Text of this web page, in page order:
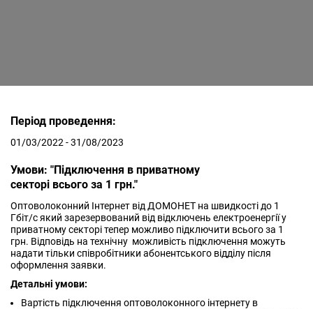
Період проведення:
01/03/2022 - 31/08/2023
Умови: "Підключення в приватному
секторі всього за 1 грн."
Оптоволоконний Інтернет від ДОМОНЕТ на швидкості до 1
Гбіт/с який зарезервований від відключень електроенергії у
приватному секторі тепер можливо підключити всього за 1
грн. Відповідь на технічну можливість підключення можуть
надати тільки співробітники абонентського відділу після
оформлення заявки.
Детальні умови:
Вартість підключення оптоволоконного інтернету в